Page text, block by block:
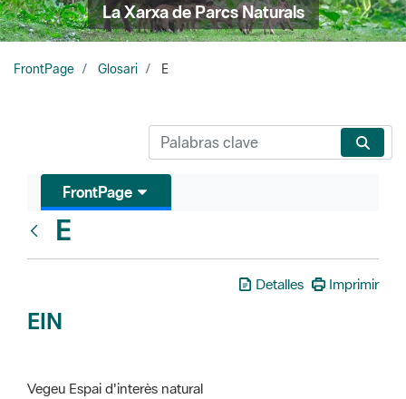
La Xarxa de Parcs Naturals
FrontPage Glosari E
FrontPage
E
Detalles Imprimir
EIN
Vegeu Espai d'interès natural